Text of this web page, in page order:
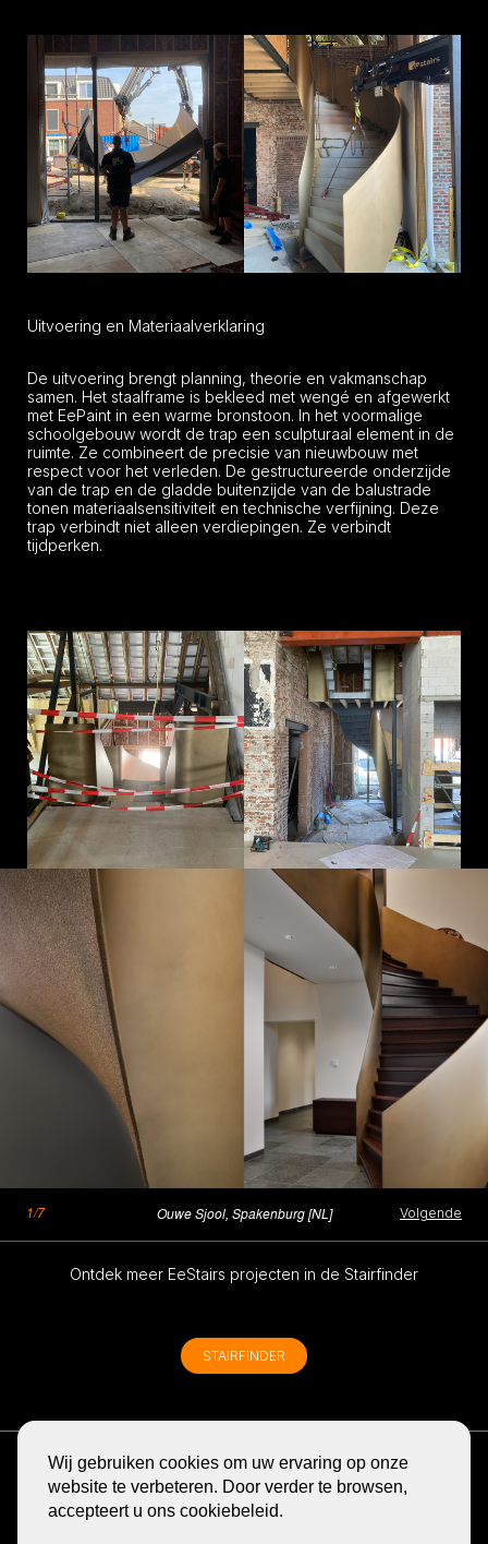
Uitvoering en Materiaal­verklaring
De uitvoering brengt planning, theorie en vakmanschap
samen. Het staalframe is bekleed met wengé en afgewerkt
met EePaint in een warme bronstoon. In het voormalige
schoolgebouw wordt de trap een sculpturaal element in de
ruimte. Ze combineert de precisie van nieuwbouw met
respect voor het verleden. De gestructureerde onderzijde
van de trap en de gladde buitenzijde van de balustrade
tonen materiaalsensitiviteit en technische verfijning. Deze
trap verbindt niet alleen verdiepingen. Ze verbindt
tijdperken.
1/7 Ouwe Sjool, Spakenburg [NL] Volgende
2/7 Ouwe Sjool, Spakenburg [NL] Volgende
3/7 Ouwe Sjool, Spakenburg [NL] Volgende
4/7 Ouwe Sjool, Spakenburg [NL] Volgende
5/7 Ouwe Sjool, Spakenburg [NL] Volgende
6/7 Ouwe Sjool, Spakenburg [NL] Volgende
7/7 Ouwe Sjool, Spakenburg [NL] Volgende
Ontdek meer EeStairs projecten in de Stairfinder
STAIRFINDER
BLOG ONTVANG DE NIEUWSBRIEF
Wij gebruiken cookies om uw ervaring op onze
website te verbeteren. Door verder te browsen,
accepteert u ons cookiebeleid.